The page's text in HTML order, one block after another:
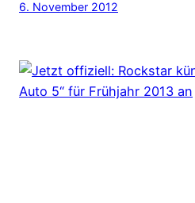
6. November 2012